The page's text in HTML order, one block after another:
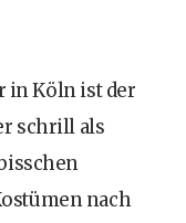
in Köln ist der
schrill als
nach